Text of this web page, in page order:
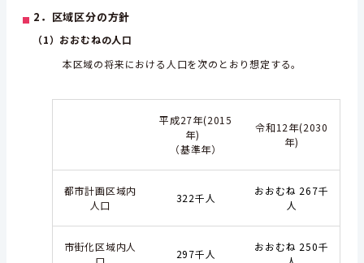
2．区域区分の方針
（1）おおむねの人口
本区域の将来における人口を次のとおり想定する。
平成27年(2015
年)
（基準年）
令和12年(2030
年)
都市計画区域内
人口
322千人
おおむね 267千
人
市街化区域内人
297千人
おおむね 250千